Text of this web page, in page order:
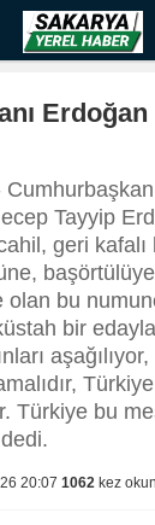
Tayyip
geri kafalı
olan bu
bir
Türkiye bu
20:07 1062 kez